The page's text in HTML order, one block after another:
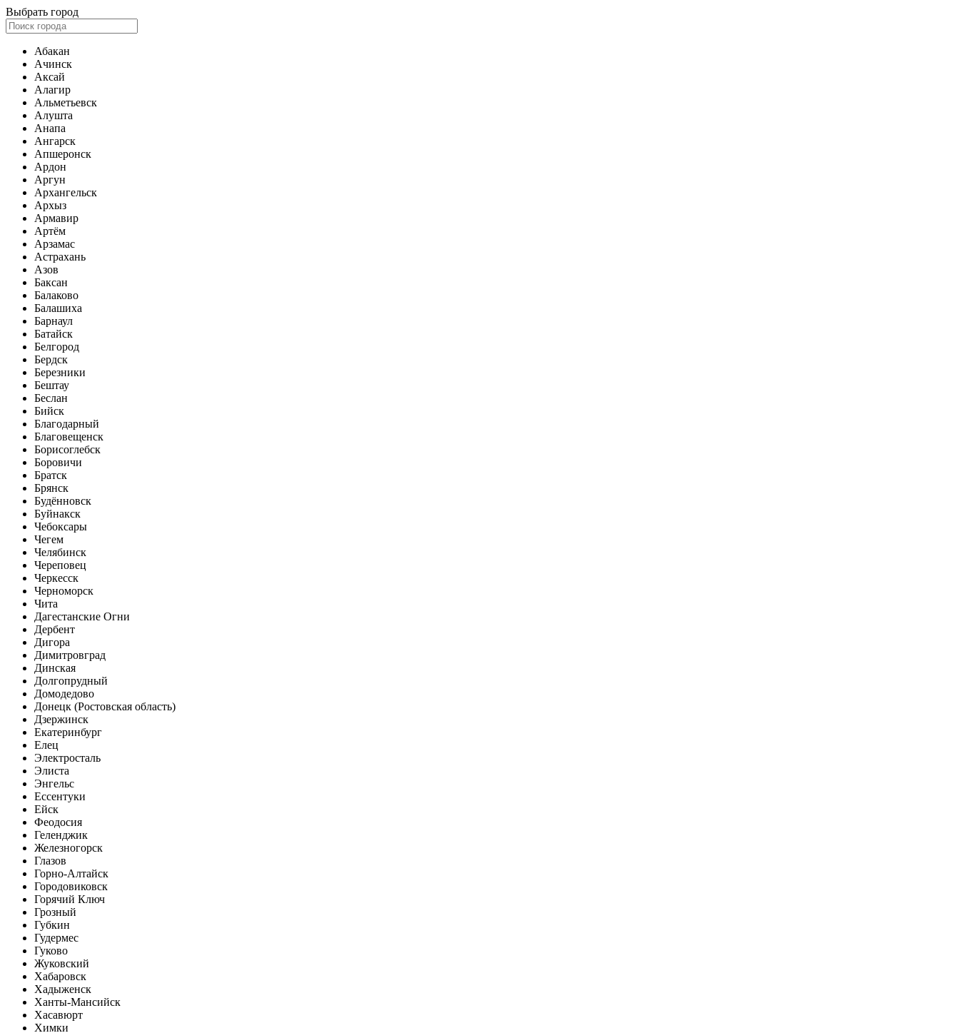
Выбрать город
Абакан
Ачинск
Аксай
Алагир
Альметьевск
Алушта
Анапа
Ангарск
Апшеронск
Ардон
Аргун
Архангельск
Архыз
Армавир
Артём
Арзамас
Астрахань
Азов
Баксан
Балаково
Балашиха
Барнаул
Батайск
Белгород
Бердск
Березники
Бештау
Беслан
Бийск
Благодарный
Благовещенск
Борисоглебск
Боровичи
Братск
Брянск
Будённовск
Буйнакск
Чебоксары
Чегем
Челябинск
Череповец
Черкесск
Черноморск
Чита
Дагестанские Огни
Дербент
Дигора
Димитровград
Динская
Долгопрудный
Домодедово
Донецк (Ростовская область)
Дзержинск
Екатеринбург
Елец
Электросталь
Элиста
Энгельс
Ессентуки
Ейск
Феодосия
Геленджик
Железногорск
Глазов
Горно-Алтайск
Городовиковск
Горячий Ключ
Грозный
Губкин
Гудермес
Гуково
Жуковский
Хабаровск
Хадыженск
Ханты-Мансийск
Хасавюрт
Химки